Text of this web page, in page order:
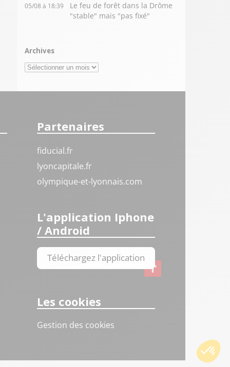
05/08 à 18:39
Le feu de forêt dans la Drôme
"stable" mais "pas fixé"
Archives
Archives
Partenaires
fiducial.fr
lyoncapitale.fr
olympique-et-lyonnais.com
L'application Iphone
/ Android
Téléchargez l'application
Les cookies
Gestion des cookies